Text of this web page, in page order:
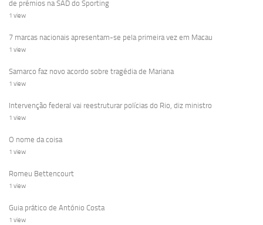
de prémios na SAD do Sporting
1 view
7 marcas nacionais apresentam-se pela primeira vez em Macau
1 view
Samarco faz novo acordo sobre tragédia de Mariana
1 view
Intervenção federal vai reestruturar polícias do Rio, diz ministro
1 view
O nome da coisa
1 view
Romeu Bettencourt
1 view
Guia prático de António Costa
1 view